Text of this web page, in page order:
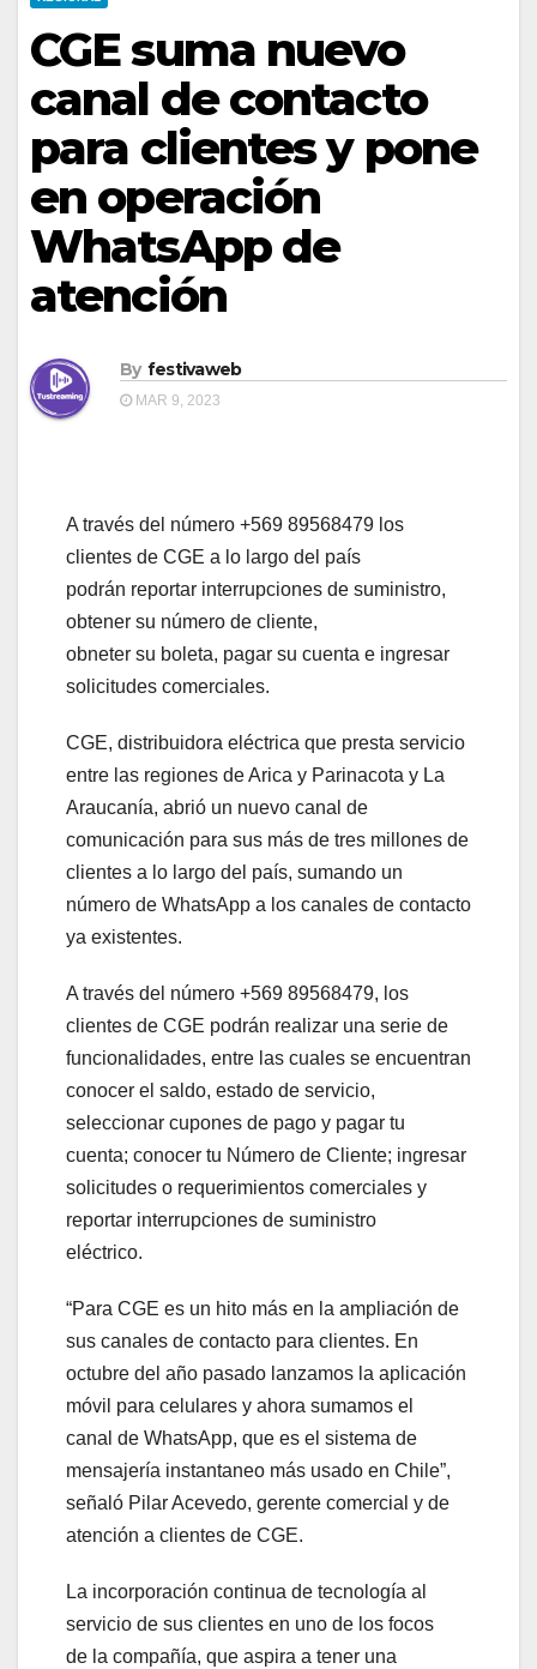
CGE suma nuevo
canal de contacto
para clientes y pone
en operación
WhatsApp de
atención
By festivaweb
MAR 9, 2023
A través del número +569 89568479 los
clientes de CGE a lo largo del país
podrán reportar interrupciones de suministro,
obtener su número de cliente,
obneter su boleta, pagar su cuenta e ingresar
solicitudes comerciales.
CGE, distribuidora eléctrica que presta servicio
entre las regiones de Arica y Parinacota y La
Araucanía, abrió un nuevo canal de
comunicación para sus más de tres millones de
clientes a lo largo del país, sumando un
número de WhatsApp a los canales de contacto
ya existentes.
A través del número +569 89568479, los
clientes de CGE podrán realizar una serie de
funcionalidades, entre las cuales se encuentran
conocer el saldo, estado de servicio,
seleccionar cupones de pago y pagar tu
cuenta; conocer tu Número de Cliente; ingresar
solicitudes o requerimientos comerciales y
reportar interrupciones de suministro
eléctrico.
“Para CGE es un hito más en la ampliación de
sus canales de contacto para clientes. En
octubre del año pasado lanzamos la aplicación
móvil para celulares y ahora sumamos el
canal de WhatsApp, que es el sistema de
mensajería instantaneo más usado en Chile”,
señaló Pilar Acevedo, gerente comercial y de
atención a clientes de CGE.
La incorporación continua de tecnología al
servicio de sus clientes en uno de los focos
de la compañía, que aspira a tener una